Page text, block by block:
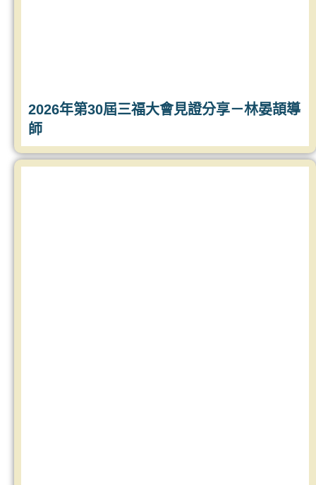
2026年第30屆三福大會見證分享－林晏頡導
師